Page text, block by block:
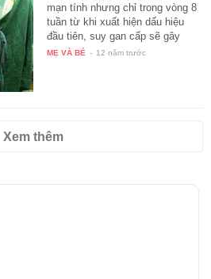
mạn tính nhưng chỉ trong vòng 8
tuần từ khi xuất hiện dấu hiệu
đầu tiên, suy gan cấp sẽ gây
hoại…
MẸ VÀ BÉ - 12 năm trước
Xem thêm